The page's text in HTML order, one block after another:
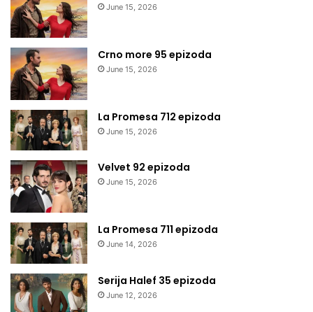
June 15, 2026
Crno more 95 epizoda
June 15, 2026
La Promesa 712 epizoda
June 15, 2026
Velvet 92 epizoda
June 15, 2026
La Promesa 711 epizoda
June 14, 2026
Serija Halef 35 epizoda
June 12, 2026